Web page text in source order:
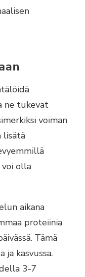
ne tukevat
voiman
lisätä
olla
aikana
proteiinia
Tämä
ja kasvussa.
3-7